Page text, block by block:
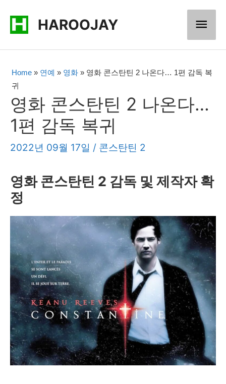
HAROOJAY
메
인
메
뉴
Home » 연예 » 영화 » 영화 콘스탄틴 2 나온다… 1편 감독 복
귀
영화 콘스탄틴 2 나온다…
1편 감독 복귀
2022년 09월 17일 / 콘스탄틴 2
영화 콘스탄틴 2 감독 및 제작자 확
정